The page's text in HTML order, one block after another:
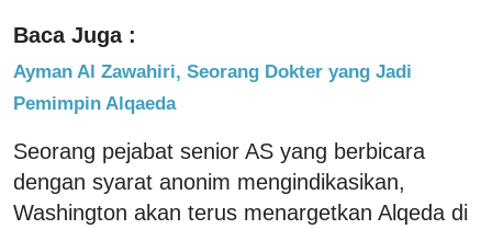
Baca Juga :
Ayman Al Zawahiri, Seorang Dokter yang Jadi
Pemimpin Alqaeda
Seorang pejabat senior AS yang berbicara
dengan syarat anonim mengindikasikan,
Washington akan terus menargetkan Alqeda di